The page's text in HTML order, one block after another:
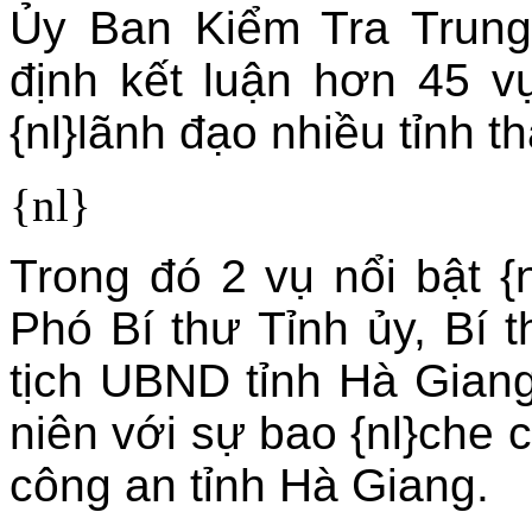
Ủy Ban Kiểm Tra
định kết luận hơn 45
{nl}lãnh đạo nhiều tỉnh
{nl}
Trong đó 2 vụ nổi bật
Phó Bí thư Tỉnh ủy, Bí
tịch UBND tỉnh Hà
niên với sự bao {nl}che
công an tỉnh Hà Giang.